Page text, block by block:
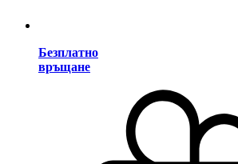
Безплатно
връщане